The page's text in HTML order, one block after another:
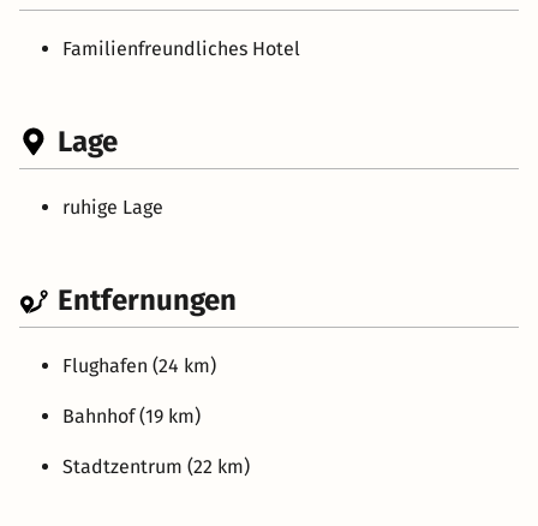
Familienfreundliches Hotel
Lage
ruhige Lage
Entfernungen
Flughafen (24 km)
Bahnhof (19 km)
Stadtzentrum (22 km)